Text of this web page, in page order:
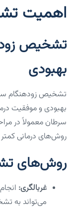
اهمیت
تشخیص
بهبودی
تشخیص زودهنگام
بهبودی و موفقیت
سرطان معمولاً در
روش‌های درمانی
روش‌های
غربالگری:
می‌تواند به